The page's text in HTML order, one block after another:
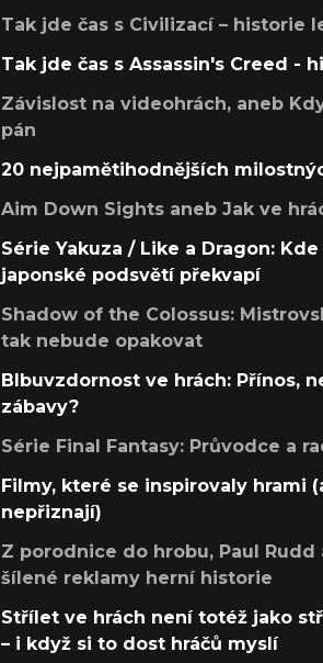
Tak jde čas s Civilizací – historie
Tak jde čas s Assassin's Creed -
Závislost na videohrách, aneb
pán
20 nejpamětihodnějších
Aim Down Sights aneb Jak ve
Série Yakuza / Like a Dragon:
japonské podsvětí překvapí
Shadow of the Colossus:
tak nebude opakovat
Blbuvzdornost ve hrách: Přínos,
zábavy?
Série Final Fantasy: Průvodce a
Filmy, které se inspirovaly hrami
nepřiznají)
Z porodnice do hrobu, Paul
šílené reklamy herní historie
Střílet ve hrách není totéž jako
– i když si to dost hráčů myslí